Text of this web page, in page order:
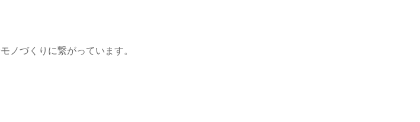
ノづくりに繋がっています。